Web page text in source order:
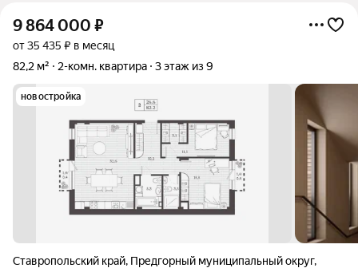
9 864 000 ₽
от 35 435 ₽ в месяц
82,2 м²
2-комн. квартира 3 этаж из 9
новостройка
Ставропольский край, Предгорный муниципальный округ,